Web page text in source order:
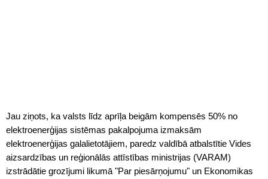
Jau ziņots, ka valsts līdz aprīļa beigām kompensēs 50% no
elektroenerģijas sistēmas pakalpojuma izmaksām
elektroenerģijas galalietotājiem, paredz valdībā atbalstītie Vides
aizsardzības un reģionālās attīstības ministrijas (VARAM)
izstrādātie grozījumi likumā "Par piesārņojumu" un Ekonomikas